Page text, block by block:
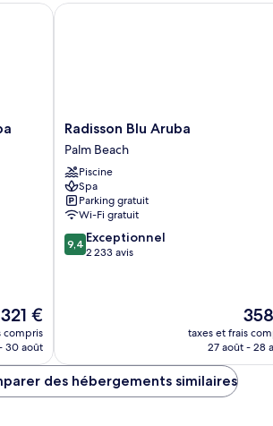
Le
nouveau
prix
de
321 €
321 €
compris
30 août
Radisson
Blu
Aruba
Palm
Beach
Radisson Blu Aruba
Palm Beach
Piscine
Spa
Parking gratuit
Wi-Fi gratuit
9.4
sur
9,4 Exceptionnel
2 233 avis
Le
prix
taxes et frais
27 août - 28
Radisson Blu Aruba
des hébergements similaires